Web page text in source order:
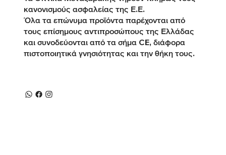
κανονισμούς ασφαλείας της Ε.Ε.
Όλα τα επώνυμα προϊόντα παρέχονται από
τους επίσημους αντιπροσώπους της Ελλάδας
και συνοδεύονται από τα σήμα CE, διάφορα
πιστοποιητικά γνησιότητας και την θήκη τους.